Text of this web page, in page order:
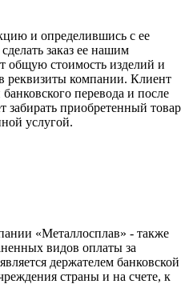
и определившись с ее
заказ ее нашим
общую стоимость изделий и
реквизиты компании. Клиент
перевода и после
приобретенный товар
услугой.
«Металлосплав» - также
видов оплаты за
держателем банковской
страны и на счете, к